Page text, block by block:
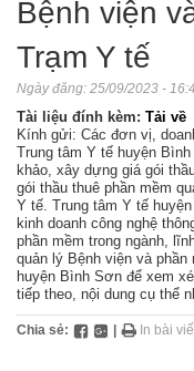
Bệnh viện
Trạm Y tế
Ngày đăng: 25/09/2023 -
Tài liệu đính kèm: Tải về
Kính gửi: Các đơn vị,
Trung tâm Y tế huyện
khảo, xây dựng giá gói
gói thầu thuê phần mềm
Y tế. Trung tâm Y tế
kinh doanh công nghệ
phần mềm trong ngành,
quản lý Bệnh viện và
huyện Bình Sơn để xem
tiếp theo, nội dung cụ thể
Chia sẻ: | In bài